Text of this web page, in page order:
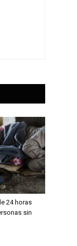
24 horas
sin